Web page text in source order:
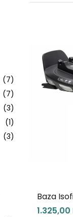
(7)
(7)
(3)
(1)
(3)
Baza
1.325,00